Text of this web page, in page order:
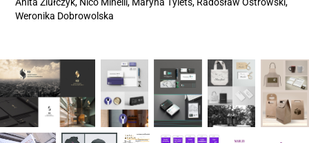
Weronika Dobrowolska